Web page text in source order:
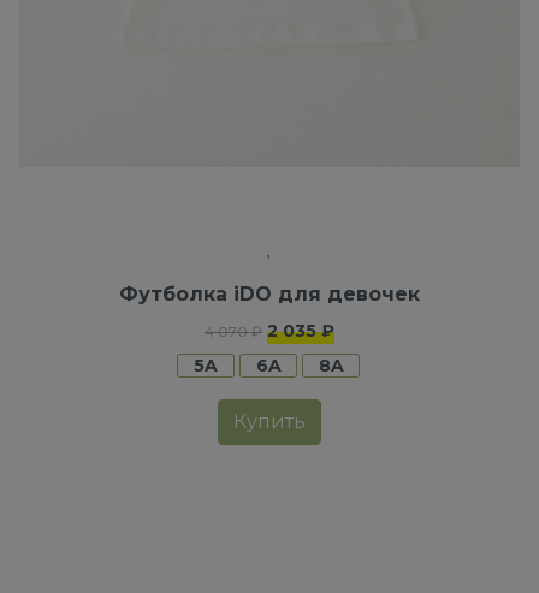
Футболка iDO для девочек
4 070 ₽ 2 035 ₽
5A
6A 8A
Купить